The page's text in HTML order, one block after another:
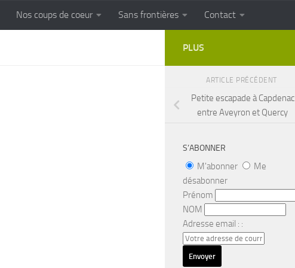
Cuisine populaire des terroirs
Nos coups de coeur Sans frontières Contact
PLUS
ARTICLE PRÉCÉDENT
Petite escapade à Capdenac
entre Aveyron et Quercy
S’ABONNER
M'abonner
Me
désabonner
Prénom
NOM
Adresse email : :